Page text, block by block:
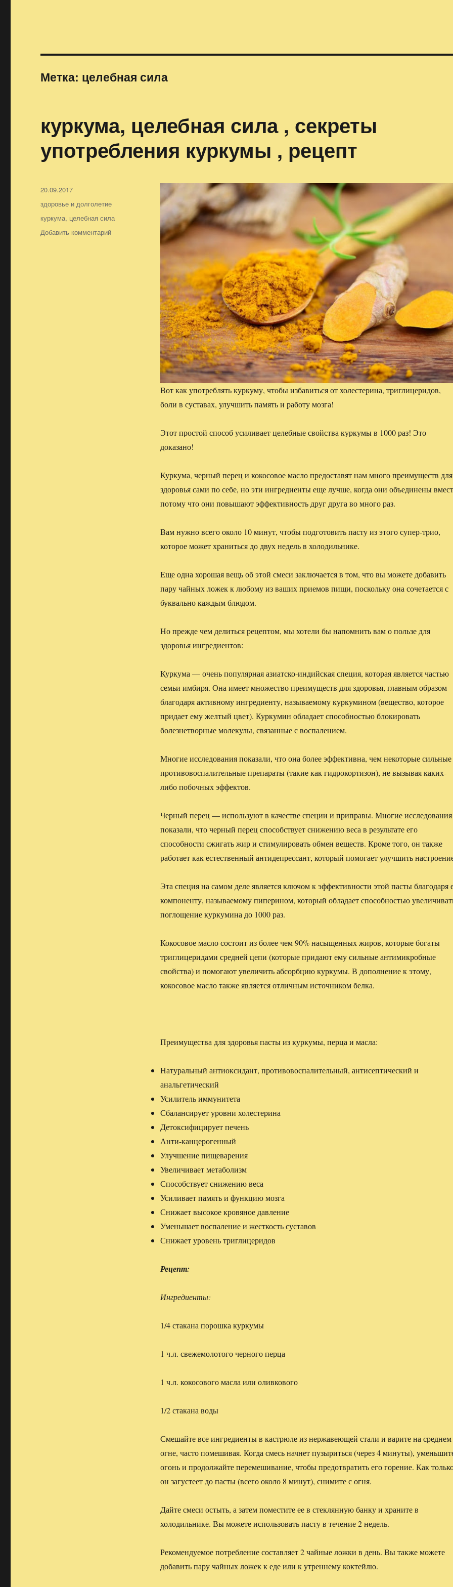
Метка: целебная сила
куркума, целебная сила , секреты
употребления куркумы , рецепт
Вот как употреблять куркуму, чтобы избавиться от холестерина, триглицеридов,
боли в суставах, улучшить память и работу мозга!
Этот простой способ усиливает целебные свойства куркумы в 1000 раз! Это
доказано!
Куркума, черный перец и кокосовое масло предоставят нам много преимуществ для
здоровья сами по себе, но эти ингредиенты еще лучше, когда они объединены
потому что они повышают эффективность друг друга во много раз.
Вам нужно всего около 10 минут, чтобы подготовить пасту из этого супер-трио,
которое может храниться до двух недель в холодильнике.
Еще одна хорошая вещь об этой смеси заключается в том, что вы можете добавить
пару чайных ложек к любому из ваших приемов пищи, поскольку она сочетается с
буквально каждым блюдом.
Но прежде чем делиться рецептом, мы хотели бы напомнить вам о пользе для
здоровья ингредиентов:
Куркума — очень популярная азиатско-индийская специя, которая является частью
семьи имбиря. Она имеет множество преимуществ для здоровья, главным образом
благодаря активному ингредиенту, называемому куркумином (вещество, которое
придает ему желтый цвет). Куркумин обладает способностью блокировать
болезнетворные молекулы, связанные с воспалением.
Многие исследования показали, что она более эффективна, чем некоторые сильные
противовоспалительные препараты (такие как гидрокортизон), не вызывая каких-
либо побочных эффектов.
Черный перец — используют в качестве специи и приправы. Многие исследования
показали, что черный перец способствует снижению веса в результате его
способности сжигать жир и стимулировать обмен веществ. Кроме того, он также
работает как естественный антидепрессант, который помогает улучшить
Эта специя на самом деле является ключом к эффективности этой пасты благодаря
компоненту, называемому пиперином, который обладает способностью
поглощение куркумина до 1000 раз.
Кокосовое масло состоит из более чем 90% насыщенных жиров, которые богаты
триглицеридами средней цепи (которые придают ему сильные антимикробные
свойства) и помогают увеличить абсорбцию куркумы. В дополнение к этому,
кокосовое масло также является отличным источником белка.
Преимущества для здоровья пасты из куркумы, перца и масла:
Натуральный антиоксидант, противовоспалительный, антисептический и
анальгетический
Усилитель иммунитета
Сбалансирует уровни холестерина
Детоксифицирует печень
Анти-канцерогенный
Улучшение пищеварения
Увеличивает метаболизм
Способствует снижению веса
Усиливает память и функцию мозга
Снижает высокое кровяное давление
Уменьшает воспаление и жесткость суставов
Снижает уровень триглицеридов
Рецепт:
Ингредиенты:
1/4 стакана порошка куркумы
1 ч.л. свежемолотого черного перца
1 ч.л. кокосового масла или оливкового
1/2 стакана воды
Смешайте все ингредиенты в кастрюле из нержавеющей стали и варите на среднем
огне, часто помешивая. Когда смесь начнет пузыриться (через 4 минуты),
огонь и продолжайте перемешивание, чтобы предотвратить его горение. Как
он загустеет до пасты (всего около 8 минут), снимите с огня.
Дайте смеси остыть, а затем поместите ее в стеклянную банку и храните в
холодильнике. Вы можете использовать пасту в течение 2 недель.
Рекомендуемое потребление составляет 2 чайные ложки в день. Вы также можете
добавить пару чайных ложек к еде или к утреннему коктейлю.
Опубликовано
20.09.2017
Рубрики
здоровье и долголетие
Метки
куркума, целебная сила
Добавить комментарий